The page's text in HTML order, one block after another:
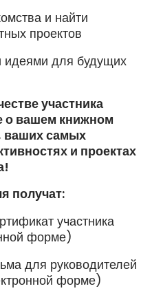
и найти
проектов
идеями для будущих
участника
о вашем книжном
ваших самых
и проектах
получат:
участника
форме)
для руководителей
форме)